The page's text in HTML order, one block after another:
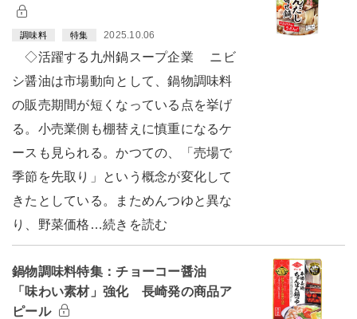
調味料 特集 2025.10.06
◇活躍する九州鍋スープ企業 ニビ
シ醤油は市場動向として、鍋物調味料
の販売期間が短くなっている点を挙げ
る。小売業側も棚替えに慎重になるケ
ースも見られる。かつての、「売場で
季節を先取り」という概念が変化して
きたとしている。まためんつゆと異な
り、野菜価格…続きを読む
鍋物調味料特集：チョーコー醤油
「味わい素材」強化 長崎発の商品ア
ピール